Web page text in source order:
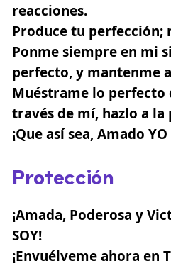
reacciones.
Produce tu
Ponme siempre en mi
perfecto, y mantenme
Muéstrame lo perfecto
través de mí, hazlo a la
¡Que así sea, Amado YO
Protección
¡Amada, Poderosa y
SOY!
¡Envuélveme ahora en